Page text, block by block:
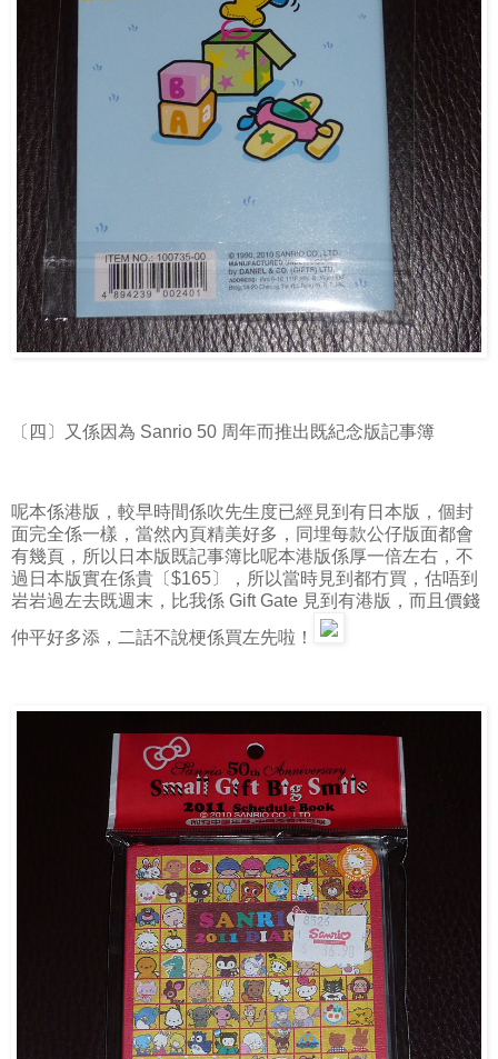
〔四〕又係因為 Sanrio 50 周年而推出既紀念版記事簿
呢本係港版，較早時間係吹先生度已經見到有日本版，個封
面完全係一樣，當然內頁精美好多，同埋每款公仔版面都會
有幾頁，所以日本版既記事簿比呢本港版係厚一倍左右，不
過日本版實在係貴〔$165〕，所以當時見到都冇買，估唔到
岩岩過左去既週末，比我係 Gift Gate 見到有港版，而且價錢
仲平好多添，二話不說梗係買左先啦！